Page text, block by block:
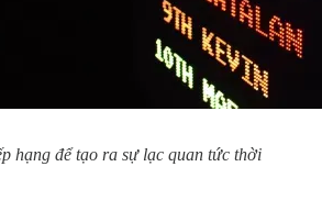
hạng để tạo ra sự lạc quan tức thời